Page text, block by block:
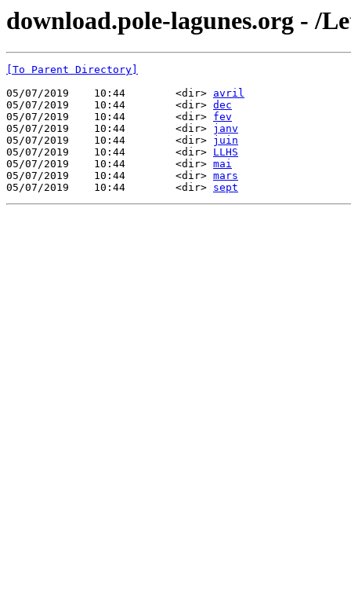
download.pole-lagunes.org - /
[To Parent Directory]
05/07/2019    10:44        <dir> avril
05/07/2019    10:44        <dir> dec
05/07/2019    10:44        <dir> fev
05/07/2019    10:44        <dir> janv
05/07/2019    10:44        <dir> juin
05/07/2019    10:44        <dir> LLHS
05/07/2019    10:44        <dir> mai
05/07/2019    10:44        <dir> mars
05/07/2019    10:44        <dir> sept